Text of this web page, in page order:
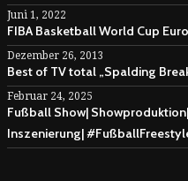
Juni 1, 2022
FIBA Basketball World Cup
Dezember 26, 2013
Best of TV total „Spalding
Februar 24, 2025
Fußball Show|
Inszenierung|